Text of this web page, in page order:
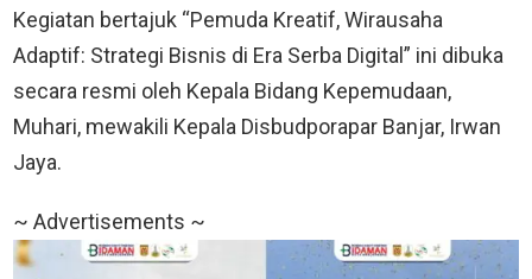
Kegiatan bertajuk “Pemuda Kreatif, Wirausaha
Adaptif: Strategi Bisnis di Era Serba Digital” ini dibuka
secara resmi oleh Kepala Bidang Kepemudaan,
Muhari, mewakili Kepala Disbudporapar Banjar, Irwan
Jaya.
~ Advertisements ~